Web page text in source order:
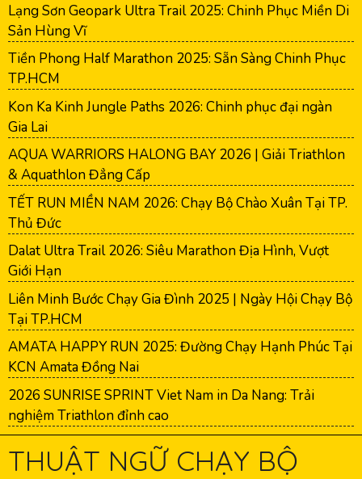
Lạng Sơn Geopark Ultra Trail 2025: Chinh Phục Miền Di
Sản Hùng Vĩ
Tiền Phong Half Marathon 2025: Sẵn Sàng Chinh Phục
TP.HCM
Kon Ka Kinh Jungle Paths 2026: Chinh phục đại ngàn
Gia Lai
AQUA WARRIORS HALONG BAY 2026 | Giải Triathlon
& Aquathlon Đẳng Cấp
TẾT RUN MIỀN NAM 2026: Chạy Bộ Chào Xuân Tại TP.
Thủ Đức
Dalat Ultra Trail 2026: Siêu Marathon Địa Hình, Vượt
Giới Hạn
Liên Minh Bước Chạy Gia Đình 2025 | Ngày Hội Chạy Bộ
Tại TP.HCM
AMATA HAPPY RUN 2025: Đường Chạy Hạnh Phúc Tại
KCN Amata Đồng Nai
2026 SUNRISE SPRINT Viet Nam in Da Nang: Trải
nghiệm Triathlon đỉnh cao
THUẬT NGỮ CHẠY BỘ